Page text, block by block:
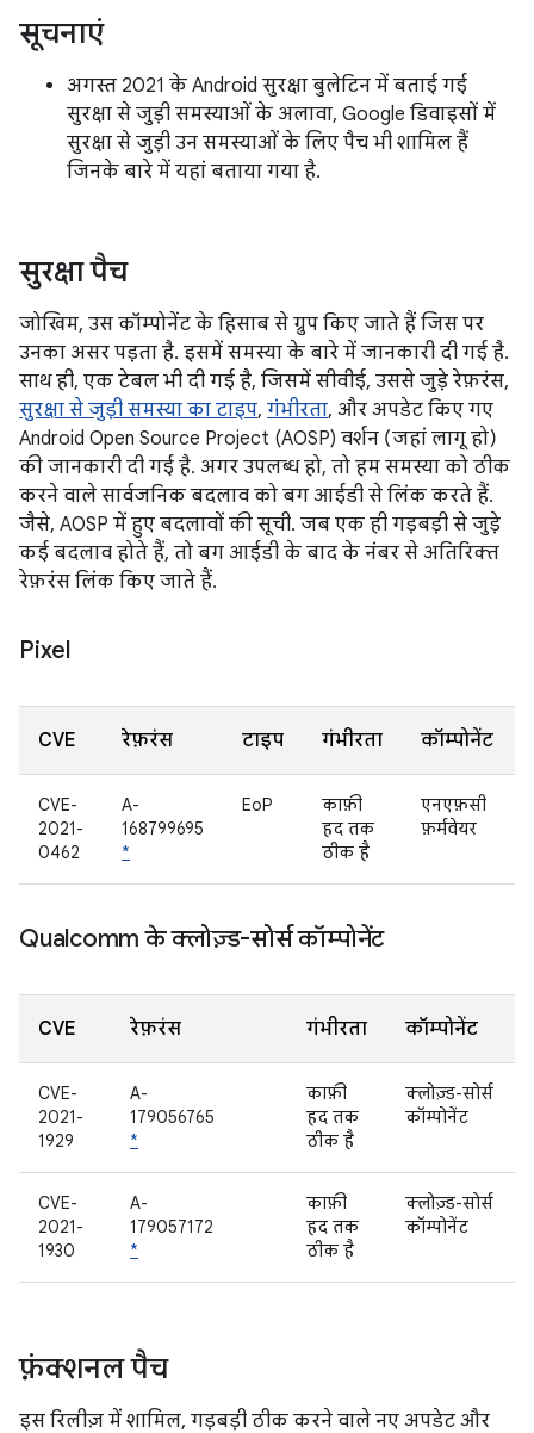
सूचनाएं
अगस्त 2021 के Android सुरक्षा बुलेटिन में बताई गई
सुरक्षा से जुड़ी समस्याओं के अलावा, Google डिवाइसों में
सुरक्षा से जुड़ी उन समस्याओं के लिए पैच भी शामिल हैं
जिनके बारे में यहां बताया गया है.
सुरक्षा पैच
जोखिम, उस कॉम्पोनेंट के हिसाब से ग्रुप किए जाते हैं जिस पर
उनका असर पड़ता है. इसमें समस्या के बारे में जानकारी दी गई है.
साथ ही, एक टेबल भी दी गई है, जिसमें सीवीई, उससे जुड़े रेफ़रंस,
सुरक्षा से जुड़ी समस्या का टाइप, गंभीरता, और अपडेट किए गए
Android Open Source Project (AOSP) वर्शन (जहां लागू हो)
की जानकारी दी गई है. अगर उपलब्ध हो, तो हम समस्या को ठीक
करने वाले सार्वजनिक बदलाव को बग आईडी से लिंक करते हैं.
जैसे, AOSP में हुए बदलावों की सूची. जब एक ही गड़बड़ी से जुड़े
कई बदलाव होते हैं, तो बग आईडी के बाद के नंबर से अतिरिक्त
रेफ़रंस लिंक किए जाते हैं.
Pixel
CVE रेफ़रंस टाइप गंभीरता कॉम्पोनेंट
CVE-
2021-
0462
A-
168799695
*
EoP
काफ़ी
हद तक
ठीक है
एनएफ़सी
फ़र्मवेयर
Qualcomm के क्लोज़्ड-सोर्स कॉम्पोनेंट
CVE रेफ़रंस गंभीरता कॉम्पोनेंट
CVE-
2021-
1929
A-
179056765
*
काफ़ी
हद तक
ठीक है
क्लोज़्ड-सोर्स
कॉम्पोनेंट
CVE-
2021-
1930
A-
179057172
*
काफ़ी
हद तक
ठीक है
क्लोज़्ड-सोर्स
कॉम्पोनेंट
फ़ंक्शनल पैच
इस रिलीज़ में शामिल, गड़बड़ी ठीक करने वाले नए अपडेट और